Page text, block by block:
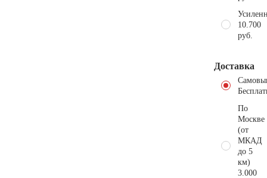
10.700
руб.
Доставка
По
Москве
(от
МКАД
до 5
км)
3.000